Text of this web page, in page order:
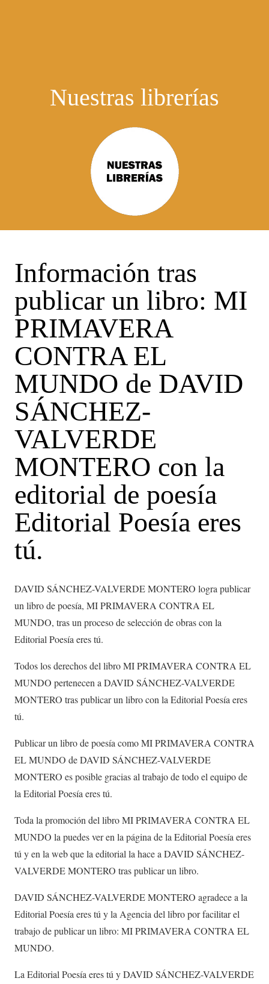
Nuestras librerías
Información tras
publicar un libro: MI
PRIMAVERA
CONTRA EL
MUNDO de DAVID
SÁNCHEZ-
VALVERDE
MONTERO con la
editorial de poesía
Editorial Poesía eres
tú.
DAVID SÁNCHEZ-VALVERDE MONTERO logra publicar
un libro de poesía, MI PRIMAVERA CONTRA EL
MUNDO, tras un proceso de selección de obras con la
Editorial Poesía eres tú.
Todos los derechos del libro MI PRIMAVERA CONTRA EL
MUNDO pertenecen a DAVID SÁNCHEZ-VALVERDE
MONTERO tras publicar un libro con la Editorial Poesía eres
tú.
Publicar un libro de poesía como MI PRIMAVERA CONTRA
EL MUNDO de DAVID SÁNCHEZ-VALVERDE
MONTERO es posible gracias al trabajo de todo el equipo de
la Editorial Poesía eres tú.
Toda la promoción del libro MI PRIMAVERA CONTRA EL
MUNDO la puedes ver en la página de la Editorial Poesía eres
tú y en la web que la editorial la hace a DAVID SÁNCHEZ-
VALVERDE MONTERO tras publicar un libro.
DAVID SÁNCHEZ-VALVERDE MONTERO agradece a la
Editorial Poesía eres tú y la Agencia del libro por facilitar el
trabajo de publicar un libro: MI PRIMAVERA CONTRA EL
MUNDO.
La Editorial Poesía eres tú y DAVID SÁNCHEZ-VALVERDE